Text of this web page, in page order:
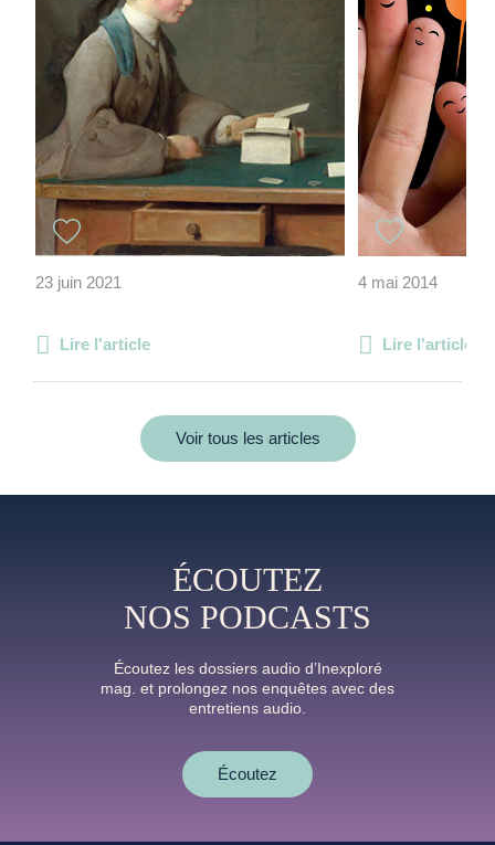
23 juin 2021
Lire l'article
4 mai 2014
Lire l'article
Voir tous les articles
ÉCOUTEZ
NOS PODCASTS
Écoutez les dossiers audio d’Inexploré
mag. et prolongez nos enquêtes avec des
entretiens audio.
Écoutez